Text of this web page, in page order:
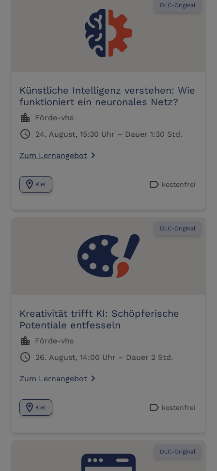
DLC-Original
Künstliche Intelligenz verstehen: Wie
funktioniert ein neuronales Netz?
location_city Förde-vhs
schedule
24. August, 15:30 Uhr – Dauer 1:30 Std.
Zum Lernangebot navigate_next
location_on Kiel label kostenfrei
DLC-Original
Kreativität trifft KI: Schöpferische
Potentiale entfesseln
location_city Förde-vhs
schedule
26. August, 14:00 Uhr – Dauer 2 Std.
Zum Lernangebot navigate_next
location_on Kiel label kostenfrei
DLC-Original